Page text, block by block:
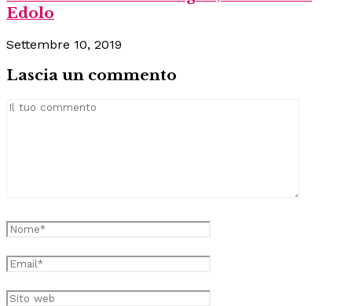
Edolo
Settembre 10, 2019
Lascia un commento